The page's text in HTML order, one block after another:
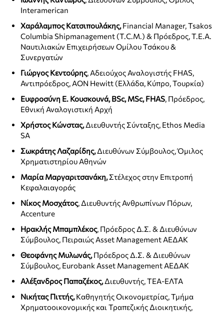
Interamerican
Χαράλαμπος Κατσιπουλάκης, Financial Manager, Tsakos
Columbia Shipmanagement (T.C.M.) & Πρόεδρος, Τ.Ε.Α.
Ναυτιλιακών Επιχειρήσεων Ομίλου Τσάκου &
Συνεργατών
Γιώργος Κεντούρης, Αδειούχος Αναλογιστής FHAS,
Αντιπρόεδρος, AON Hewitt (Ελλάδα, Κύπρο, Τουρκία)
Ευφροσύνη Ε. Κουσκουνά, BSc, MSc, FHAS , Πρόεδρος,
Εθνική Αναλογιστική Αρχή
Χρήστος Κώνστας, Διευθυντής Σύνταξης, Ethos Media
SA
Σωκράτης Λαζαρίδης, Διευθύνων Σύμβουλος, Όμιλος
Χρηματιστηρίου Αθηνών
Μαρία Μαργαριτσανάκη, Στέλεχος στην Επιτροπή
Κεφαλαιαγοράς
Νίκος Μοσχάτος, Διευθυντής Ανθρωπίνων Πόρων,
Accenture
Ηρακλής Μπαμπλέκος, Πρόεδρος Δ.Σ. & Διευθύνων
Σύμβουλος, Πειραιώς Asset Management ΑΕΔΑΚ
Θεοφάνης Μυλωνάς, Πρόεδρος Δ.Σ. & Διευθύνων
Σύμβουλος, Eurobank Asset Management ΑΕΔΑΚ
Αλέξανδρος Παπαζέκος, Διευθυντής, ΤΕΑ-ΕΛΤΑ
Νικήτας Πιττής, Καθηγητής Οικονομετρίας, Τμήμα
Χρηματοοικονομικής και Τραπεζικής Διοικητικής,